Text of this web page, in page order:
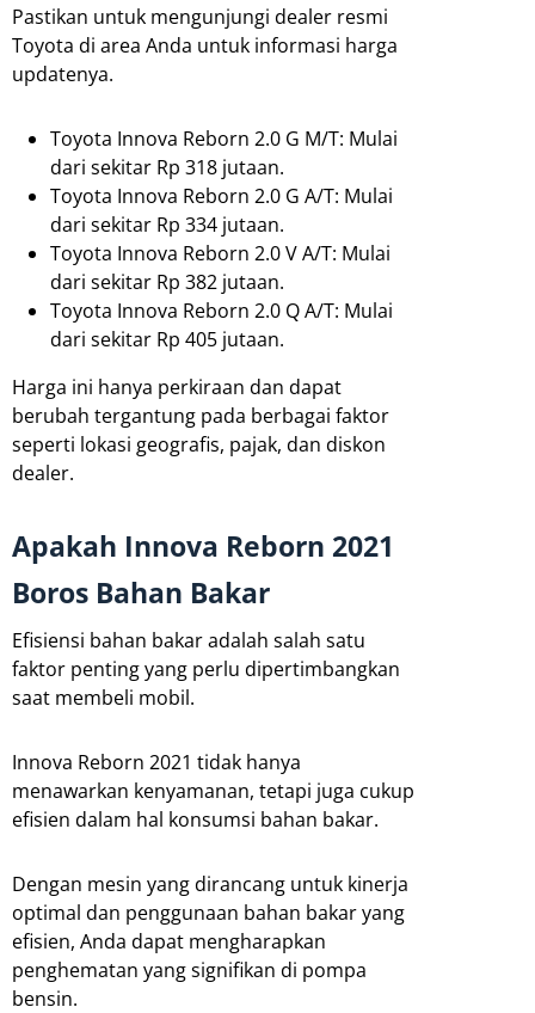
Pastikan untuk mengunjungi dealer resmi
Toyota di area Anda untuk informasi harga
updatenya.
Toyota Innova Reborn 2.0 G M/T: Mulai
dari sekitar Rp 318 jutaan.
Toyota Innova Reborn 2.0 G A/T: Mulai
dari sekitar Rp 334 jutaan.
Toyota Innova Reborn 2.0 V A/T: Mulai
dari sekitar Rp 382 jutaan.
Toyota Innova Reborn 2.0 Q A/T: Mulai
dari sekitar Rp 405 jutaan.
Harga ini hanya perkiraan dan dapat
berubah tergantung pada berbagai faktor
seperti lokasi geografis, pajak, dan diskon
dealer.
Apakah Innova Reborn 2021
Boros Bahan Bakar
Efisiensi bahan bakar adalah salah satu
faktor penting yang perlu dipertimbangkan
saat membeli mobil.
Innova Reborn 2021 tidak hanya
menawarkan kenyamanan, tetapi juga cukup
efisien dalam hal konsumsi bahan bakar.
Dengan mesin yang dirancang untuk kinerja
optimal dan penggunaan bahan bakar yang
efisien, Anda dapat mengharapkan
penghematan yang signifikan di pompa
bensin.